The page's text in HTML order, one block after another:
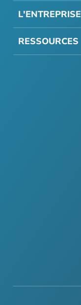
L'ENTREPRISE
RESSOURCES